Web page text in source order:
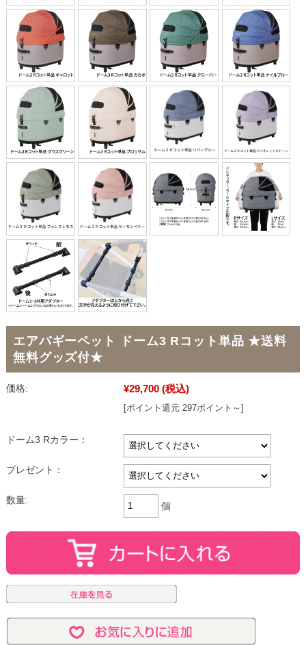
エアバギーペット ドーム3 Rコット単品 ★送料
無料グッズ付★
価格: ¥29,700 (税込)
[ポイント還元 297ポイント～]
ドーム3 Rカラー：
プレゼント：
数量:
個